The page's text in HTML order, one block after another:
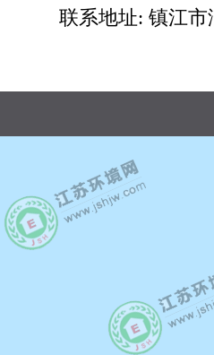
联系地址: 镇江市润